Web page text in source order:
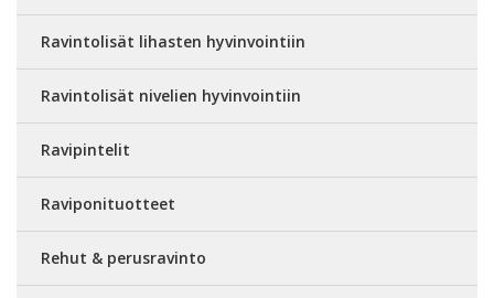
Ravintolisät lihasten hyvinvointiin
Ravintolisät nivelien hyvinvointiin
Ravipintelit
Raviponituotteet
Rehut & perusravinto